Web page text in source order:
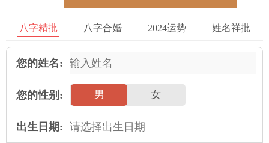
八字精批 八字合婚 2024运势 姓名祥批
您的姓名:
您的性别: 男 女
出生日期: